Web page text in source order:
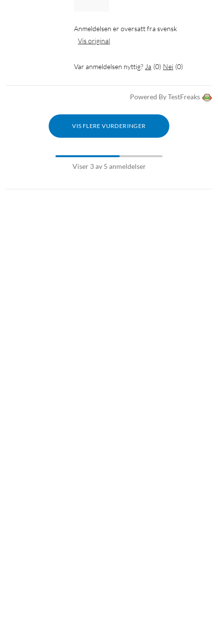
Anmeldelsen er oversatt fra svensk
Vis original
Var anmeldelsen nyttig? Ja (0) Nei (0)
Powered By TestFreaks
VIS FLERE VURDERINGER
Viser 3 av 5 anmeldelser